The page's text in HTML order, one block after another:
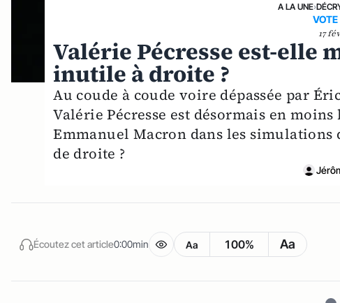
A LA UNE›
17
Valérie Pécresse est-elle
inutile à droite ?
Au coude à coude voire dépassée par
Valérie Pécresse est désormais en
Emmanuel Macron dans les simulations
de droite ?
Écoutez cet article0:00min Aa 100% Aa